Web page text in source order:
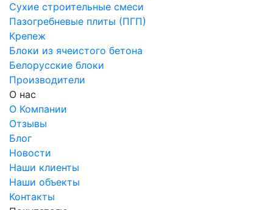
Сухие строительные смеси
Пазогребневые плиты (ПГП)
Крепеж
Блоки из ячеистого бетона
Белорусские блоки
Производители
О нас
О Компании
Отзывы
Блог
Новости
Наши клиенты
Наши объекты
Контакты